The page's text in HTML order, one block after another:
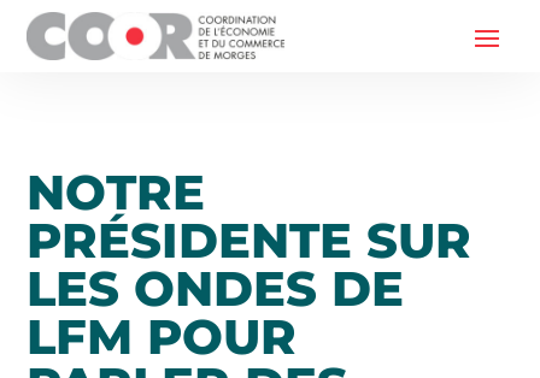
NOTRE
PRÉSIDENTE SUR
LES ONDES DE
LFM POUR